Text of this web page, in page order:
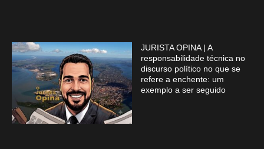
JURISTA OPINA | A
responsabilidade técnica no
discurso político no que se
refere a enchente: um
exemplo a ser seguido